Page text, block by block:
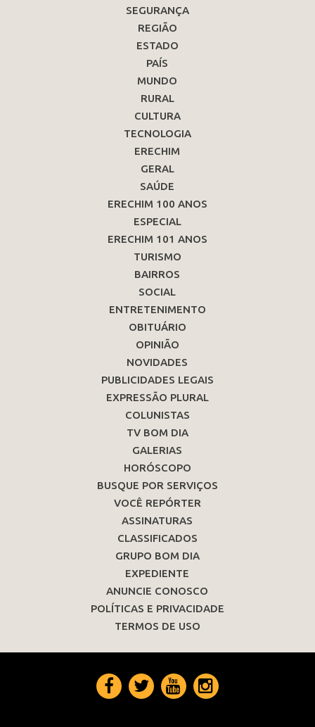
SEGURANÇA
REGIÃO
ESTADO
PAÍS
MUNDO
RURAL
CULTURA
TECNOLOGIA
ERECHIM
GERAL
SAÚDE
ERECHIM 100 ANOS
ESPECIAL
ERECHIM 101 ANOS
TURISMO
BAIRROS
SOCIAL
ENTRETENIMENTO
OBITUÁRIO
OPINIÃO
NOVIDADES
PUBLICIDADES LEGAIS
EXPRESSÃO PLURAL
COLUNISTAS
TV BOM DIA
GALERIAS
HORÓSCOPO
BUSQUE POR SERVIÇOS
VOCÊ REPÓRTER
ASSINATURAS
CLASSIFICADOS
GRUPO BOM DIA
EXPEDIENTE
ANUNCIE CONOSCO
POLÍTICAS E PRIVACIDADE
TERMOS DE USO